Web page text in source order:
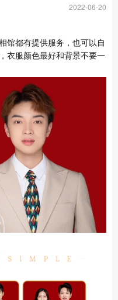
2022-06-20
馆都有提供服务，也可以自
衣服颜色最好和背景不要一